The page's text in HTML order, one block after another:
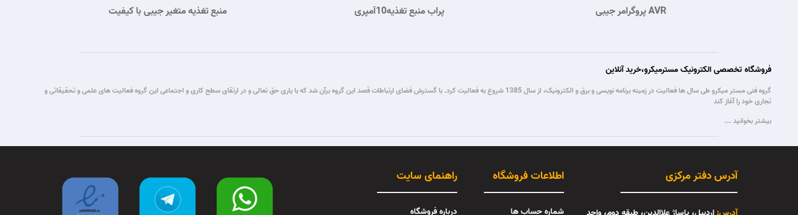
منبع تغذیه متغیر جیبی با کیفیت پراب منبع تغذیه10آمپری پروگرامر جیبی AVR
فروشگاه تخصصی الکترونیک مسترمیکرو،خرید آنلاین
گروه فنی مستر میکرو طی سال ها فعالیت در زمینه برنامه نویسی و برق و الکترونیک، از سال 1385 شروع به فعالیت کرد. با گسترش فضای ارتباطات قصد این گروه برآن شد که با یاری حق تعالی و در ارتقای سطح کاری و اجتماعی این گروه فعالیت های علمی و تحقیقاتی و
تجاری خود را آغاز کند
بیشتر بخوانید ...
آدرس دفتر مرکزی راهنمای سایت
درباره فروشگاه
اطلاعات فروشگاه
شماره حساب ها